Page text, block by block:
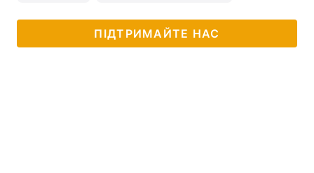
ПІДТРИМАЙТЕ НАС